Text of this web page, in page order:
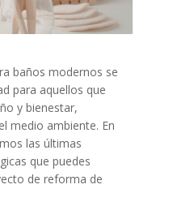
baños modernos se
para aquellos que
y bienestar,
medio ambiente. En
las últimas
que puedes
de reforma de